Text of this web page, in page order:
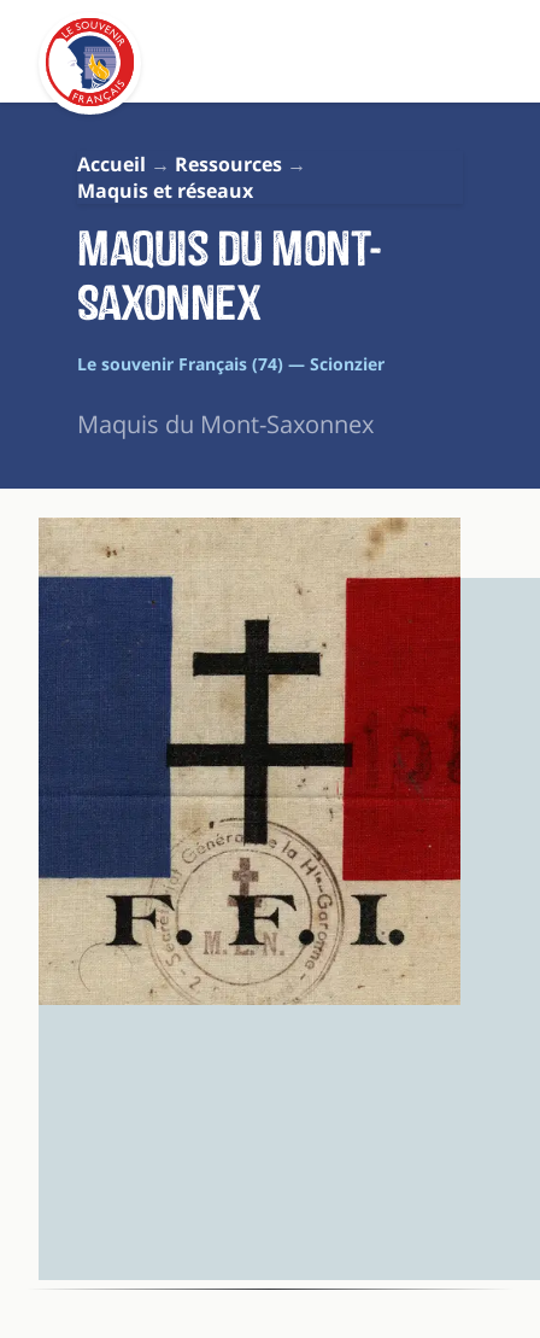
Accueil
Ressources
Maquis et réseaux
Maquis du Mont-
Saxonnex
Le souvenir Français (74) — Scionzier
Maquis du Mont-Saxonnex